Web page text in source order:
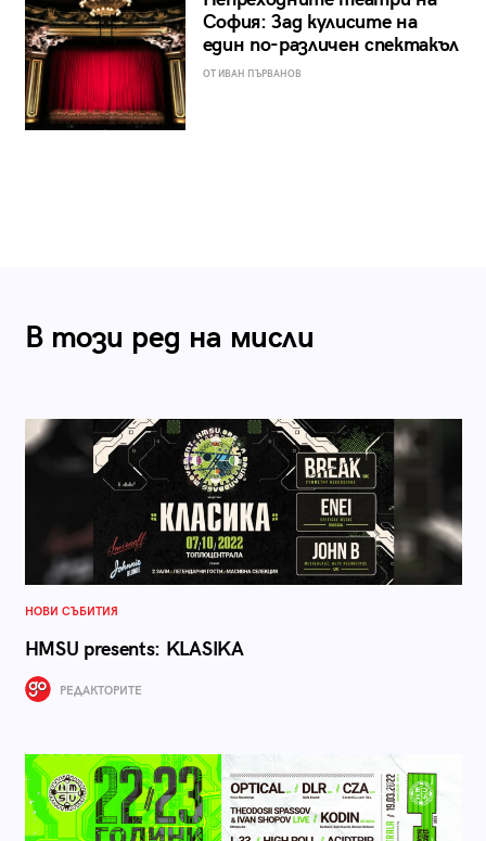
София: Зад кулисите на
един по-различен спектакъл
ОТ ИВАН ПЪРВАНОВ
В този ред на мисли
НОВИ СЪБИТИЯ
HMSU presents: KLASIKA
РЕДАКТОРИТЕ